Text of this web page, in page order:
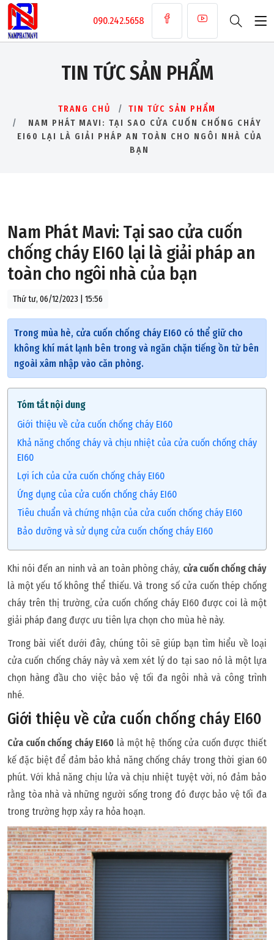
090.242.5658
TIN TỨC SẢN PHẨM
TRANG CHỦ
TIN TỨC SẢN PHẨM
NAM PHÁT MAVI: TẠI SAO CỬA CUỐN CHỐNG CHÁY
EI60 LẠI LÀ GIẢI PHÁP AN TOÀN CHO NGÔI NHÀ CỦA
BẠN
Nam Phát Mavi: Tại sao cửa cuốn
chống cháy EI60 lại là giải pháp an
toàn cho ngôi nhà của bạn
Thứ tư, 06/12/2023 | 15:56
Trong mùa hè, cửa cuốn chống cháy EI60 có thể giữ cho
không khí mát lạnh bên trong và ngăn chặn tiếng ồn từ bên
ngoài xâm nhập vào căn phòng.
Tóm tắt nội dung
Giới thiệu về cửa cuốn chống cháy EI60
Khả năng chống cháy và chịu nhiệt của cửa cuốn chống cháy
EI60
Lợi ích của cửa cuốn chống cháy EI60
Ứng dụng của cửa cuốn chống cháy EI60
Tiêu chuẩn và chứng nhận của cửa cuốn chống cháy EI60
Bảo dưỡng và sử dụng cửa cuốn chống cháy EI60
Khi nói đến an ninh và an toàn phòng cháy, cửa cuốn chống cháy
là một yếu tố không thể thiếu. Và trong số cửa cuốn thép chống
cháy trên thị trường, cửa cuốn chống cháy EI60 được coi là một
giải pháp đang được ưu tiên lựa chọn cho mùa hè này.
Trong bài viết dưới đây, chúng tôi sẽ giúp bạn tìm hiểu về loại
cửa cuốn chống cháy này và xem xét lý do tại sao nó là một lựa
chọn hàng đầu cho việc bảo vệ tối đa ngôi nhà và công trình
nhé.
Giới thiệu về cửa cuốn chống cháy EI60
Cửa cuốn chống cháy EI60 là một hệ thống cửa cuốn được thiết
kế đặc biệt để đảm bảo khả năng chống cháy trong thời gian 60
phút. Với khả năng chịu lửa và chịu nhiệt tuyệt vời, nó đảm bảo
rằng tòa nhà và những người sống trong đó được bảo vệ tối đa
trong trường hợp xảy ra hỏa hoạn.